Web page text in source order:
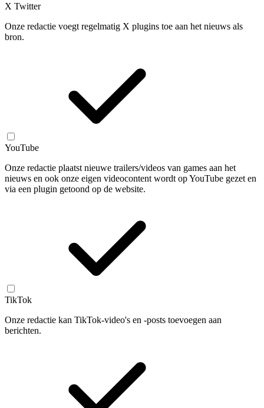
X Twitter
Onze redactie voegt regelmatig X plugins toe aan het nieuws als
bron.
YouTube
Onze redactie plaatst nieuwe trailers/videos van games aan het
nieuws en ook onze eigen videocontent wordt op YouTube gezet en
via een plugin getoond op de website.
TikTok
Onze redactie kan TikTok-video's en -posts toevoegen aan
berichten.